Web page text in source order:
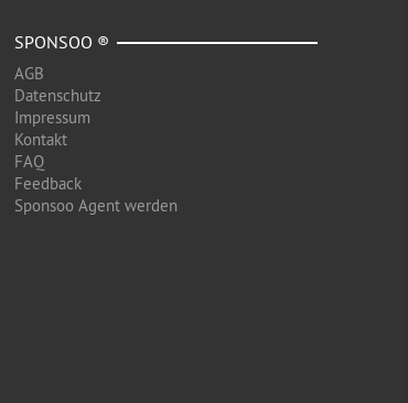
SPONSOO ®
AGB
Datenschutz
Impressum
Kontakt
FAQ
Feedback
Sponsoo Agent werden